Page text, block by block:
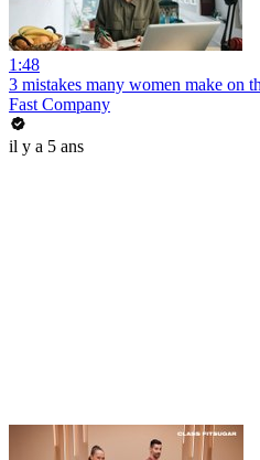
1:48
3 mistakes many women make on
Fast Company
il y a 5 ans